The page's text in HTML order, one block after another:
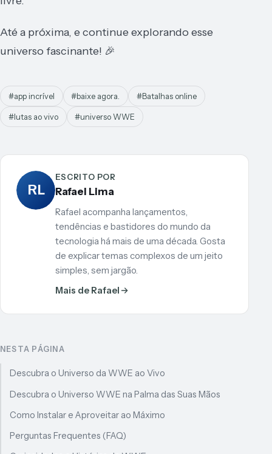
Até a próxima, e continue explorando esse
universo fascinante! 🎉
#app incrível #baixe agora. #Batalhas online
#lutas ao vivo #universo WWE
RL
ESCRITO POR
Rafael Lima
Rafael acompanha lançamentos,
tendências e bastidores do mundo da
tecnologia há mais de uma década. Gosta
de explicar temas complexos de um jeito
simples, sem jargão.
Mais de Rafael
NESTA PÁGINA
Descubra o Universo da WWE ao Vivo
Descubra o Universo WWE na Palma das Suas Mãos
Como Instalar e Aproveitar ao Máximo
Perguntas Frequentes (FAQ)